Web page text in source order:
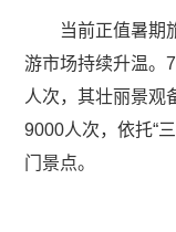
当前正值暑期
游市场持续升温。
人次，其壮丽景观
9000人次，依托“
门景点。